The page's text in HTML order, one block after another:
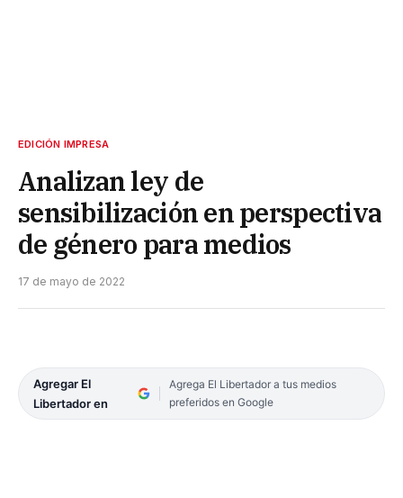
EDICIÓN IMPRESA
Analizan ley de
sensibilización en perspectiva
de género para medios
17 de mayo de 2022
Agregar El
Libertador en
Agrega El Libertador a tus medios
preferidos en Google